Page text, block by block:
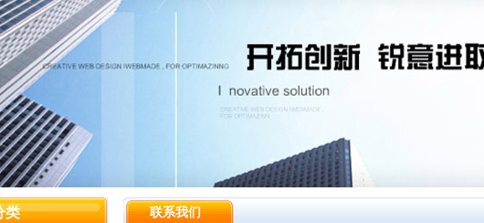
类 联系我们